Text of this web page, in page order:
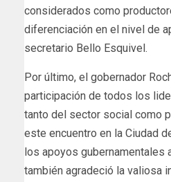
considerados como
diferenciación en el nivel de
secretario Bello Esquivel.
Por último, el gobernador
participación de todos los
tanto del sector social como
este encuentro en la Ciudad
los apoyos gubernamentales
también agradeció la valiosa